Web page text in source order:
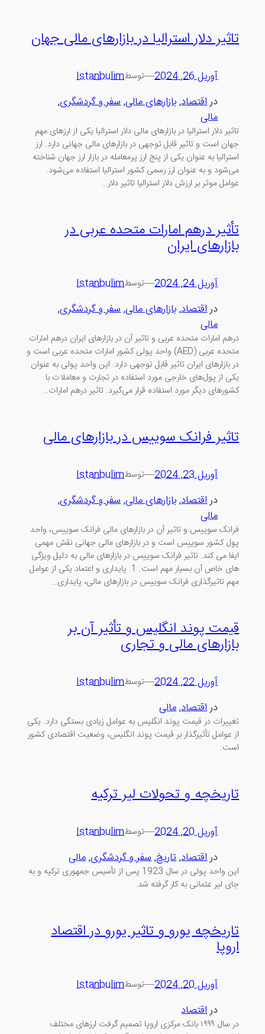
تاثیر دلار استرالیا در بازارهای مالی جهان
آوریل 26, 2024 —توسطIstanbulim
دراقتصاد, بازارهای مالی, سفر و گردشگری,
مالی
تاثیر دلار استرالیا در بازارهای مالی دلار استرالیا یکی از ارزهای مهم
جهان است و تاثیر قابل توجهی در بازارهای مالی جهانی دارد. ارز
استرالیا به عنوان یکی از پنج ارز پرمعامله در بازار ارز جهان شناخته
می‌شود و به عنوان ارز رسمی کشور استرالیا استفاده می‌شود.
عوامل موثر بر ارزش دلار استرالیا تاثیر دلار…
تأثیر درهم امارات متحده عربی در
بازارهای ایران
آوریل 24, 2024 —توسطIstanbulim
دراقتصاد, بازارهای مالی, سفر و گردشگری,
مالی
درهم امارات متحده عربی و تاثیر آن در بازارهای ایران درهم امارات
متحده عربی (AED) واحد پولی کشور امارات متحده عربی است و
در بازارهای ایران تاثیر قابل توجهی دارد. این واحد پولی به عنوان
یکی از پول‌های خارجی مورد استفاده در تجارت و معاملات با
کشورهای دیگر مورد استفاده قرار می‌گیرد. تاثیر درهم امارات…
تاثیر فرانک سوییس در بازارهای مالی
آوریل 23, 2024 —توسطIstanbulim
دراقتصاد, بازارهای مالی, سفر و گردشگری,
مالی
فرانک سوییس و تاثیر آن در بازارهای مالی فرانک سوییس، واحد
پول کشور سوییس است و در بازارهای مالی جهانی نقش مهمی
ایفا می کند. تاثیر فرانک سوییس در بازارهای مالی به دلیل ویژگی
های خاص آن بسیار مهم است. 1. پایداری و اعتماد یکی از عوامل
مهم تاثیرگذاری فرانک سوییس در بازارهای مالی، پایداری…
قیمت پوند انگلیس و تأثیر آن بر
بازارهای مالی و تجاری
آوریل 22, 2024 —توسطIstanbulim
دراقتصاد, مالی
تغییرات در قیمت پوند انگلیس به عوامل زیادی بستگی دارد. یکی
از عوامل تأثیرگذار بر قیمت پوند انگلیس، وضعیت اقتصادی کشور
است.
تاریخچه و تحولات لیر ترکیه
آوریل 20, 2024 —توسطIstanbulim
دراقتصاد, تاریخ, سفر و گردشگری, مالی
این واحد پولی در سال 1923 پس از تأسیس جمهوری ترکیه و به
جای لیر عثمانی به کار گرفته شد.
تاریخچه یورو و تاثیر یورو در اقتصاد
اروپا
آوریل 20, 2024 —توسطIstanbulim
دراقتصاد
در سال ۱۹۹۹ بانک مرکزی اروپا تصمیم گرفت ارزهای مختلف